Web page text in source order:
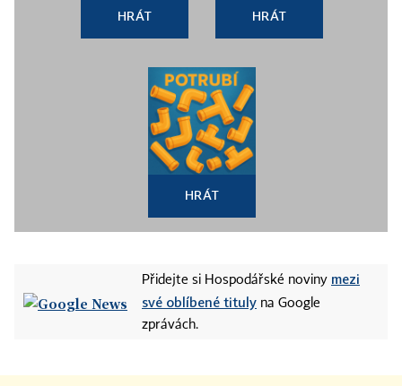
HRÁT HRÁT
HRÁT
Přidejte si Hospodářské noviny mezi
své oblíbené tituly na Google
zprávách.